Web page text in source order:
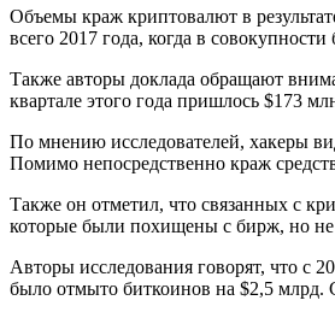
Объемы краж криптовалют в
всего 2017 года, когда в
Также авторы доклада обращают
квартале этого года пришлось $173
По мнению исследователей, хакеры
Помимо непосредственно краж
Также он отметил, что связанных с
которые были похищены с бирж, но
Авторы исследования говорят, что с
было отмыто биткоинов на $2,5 млрд.